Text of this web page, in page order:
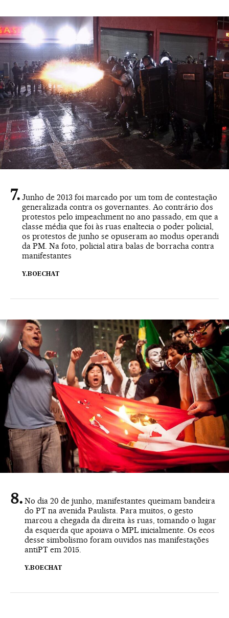
Junho de 2013 foi marcado por um tom de contestação
generalizada contra os governantes. Ao contrário dos
protestos pelo impeachment no ano passado, em que a
classe média que foi às ruas enaltecia o poder policial,
os protestos de junho se opuseram ao modus operandi
da PM. Na foto, policial atira balas de borracha contra
manifestantes
Y.BOECHAT
No dia 20 de junho, manifestantes queimam bandeira
do PT na avenida Paulista. Para muitos, o gesto
marcou a chegada da direita às ruas, tomando o lugar
da esquerda que apoiava o MPL inicialmente. Os ecos
desse simbolismo foram ouvidos nas manifestações
antiPT em 2015.
Y.BOECHAT